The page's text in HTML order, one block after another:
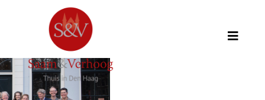
Toggle